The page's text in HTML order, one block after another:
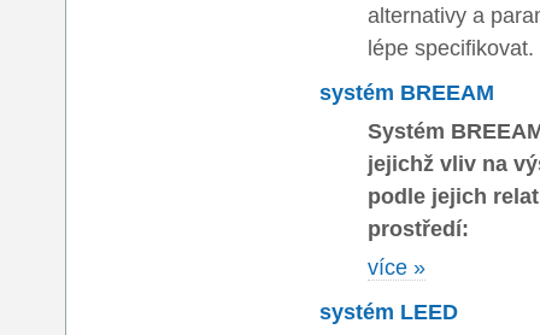
alternativy a
lépe specifikovat.
systém BREEAM
Systém
jejichž vliv na
podle jejich
prostředí:
více »
systém LEED